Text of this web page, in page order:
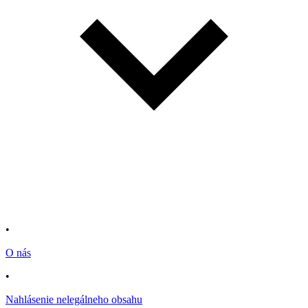
•
O nás
•
Nahlásenie nelegálneho obsahu